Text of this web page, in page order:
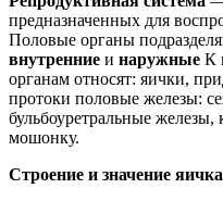
предназначенных для
Половые органы
внутренние и наружные К
органам относят: яички,
протоки половые железы:
бульбоуретральные
мошонку.
Строение и значение